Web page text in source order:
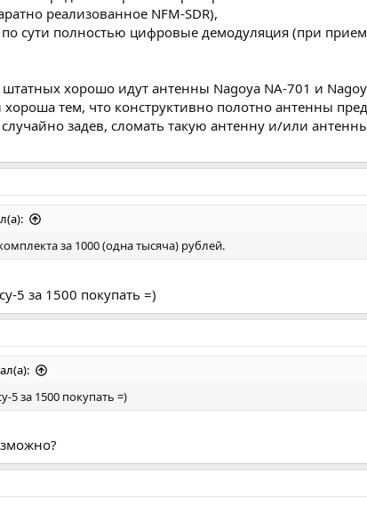
реализованное NFM-SDR),
сути полностью цифровые демодуляция (при
хорошо идут антенны Nagoya NA-701 и
тем, что конструктивно полотно антенны
случайно задев, сломать такую антенну и/или
за 1000 (одна тысяча) рублей.
5 за 1500 покупать =)
5 за 1500 покупать =)